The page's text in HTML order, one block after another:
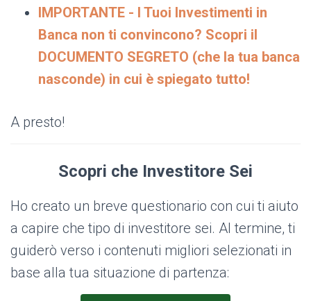
IMPORTANTE - I Tuoi Investimenti in
Banca non ti convincono? Scopri il
DOCUMENTO SEGRETO (che la tua banca
nasconde) in cui è spiegato tutto!
A presto!
Scopri che Investitore Sei
Ho creato un breve questionario con cui ti aiuto
a capire che tipo di investitore sei. Al termine, ti
guiderò verso i contenuti migliori selezionati in
base alla tua situazione di partenza: